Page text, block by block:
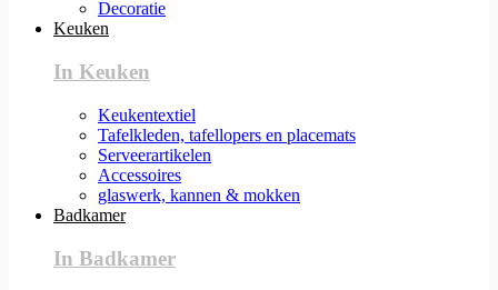
Decoratie
Keuken
In Keuken
Keukentextiel
Tafelkleden, tafellopers en placemats
Serveerartikelen
Accessoires
glaswerk, kannen & mokken
Badkamer
In Badkamer